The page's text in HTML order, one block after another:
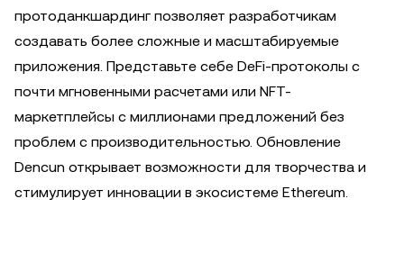
протоданкшардинг позволяет разработчикам
создавать более сложные и масштабируемые
приложения. Представьте себе DeFi-протоколы с
почти мгновенными расчетами или NFT-
маркетплейсы с миллионами предложений без
проблем с производительностью. Обновление
Dencun открывает возможности для творчества и
стимулирует инновации в экосистеме Ethereum.